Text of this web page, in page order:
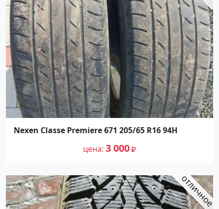
Nexen Classe Premiere 671 205/65 R16 94H
цена 3 000